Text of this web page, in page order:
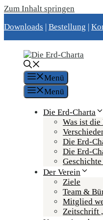
Zum Inhalt springen
Downloads | Bestellung |
Menü
Menü
Die Erd-Charta
Was ist die
Die Erd-
Die Erd-
Der Verein
Ziele
Team &
Mitglied
Zeitschrift